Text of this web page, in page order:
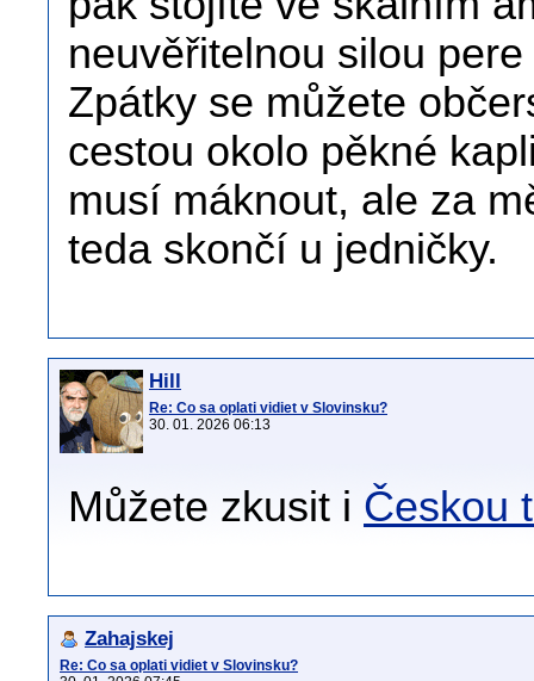
neuvěřitelnou silou
Zpátky se můžete
cestou okolo pěkné
musí máknout, ale za
teda skončí u jedničky.
Hill
Re: Co sa oplati vidiet v Slovinsku?
30. 01. 2026 06:13
Můžete zkusit i Českou
Zahajskej
Re: Co sa oplati vidiet v Slovinsku?